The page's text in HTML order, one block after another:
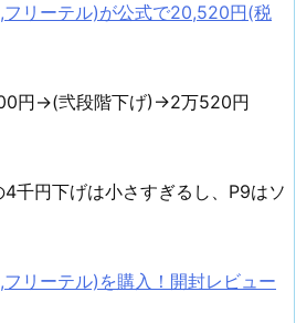
フリーテル)が公式で20,520円(税
円→(弐段階下げ)→2万520円
千円下げは小さすぎるし、P9はソ
フリーテル)を購入！開封レビュー